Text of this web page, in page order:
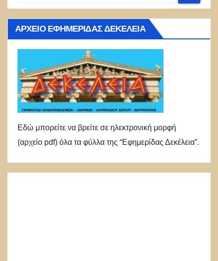
ΑΡΧΕΊΟ ΕΦΗΜΕΡΊΔΑΣ ΔΕΚΈΛΕΙΑ
Εδώ μπορείτε να βρείτε σε ηλεκτρονική μορφή
(αρχείο pdf) όλα τα φύλλα της “Εφημερίδας Δεκέλεια”.